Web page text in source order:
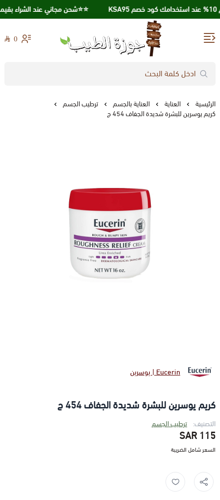
⭐️⭐️شحن مجاني عند الشراء بقيمة 250 ريال
جوزة الطيب 0
الرئيسية العناية العناية بالجسم
ترطيب الجسم
كريم يوسرين للبشرة شديدة الجفاف 454 ج
Eucerin | يوسرين
كريم يوسرين للبشرة شديدة الجفاف 454 ج
التصنيف: ترطيب الجسم
115 SAR
السعر شامل الضريبة